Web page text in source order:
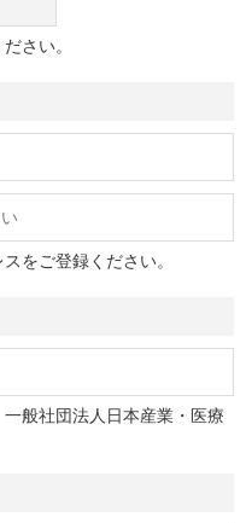
さい。
をご登録ください。
般社団法人日本産業・医療